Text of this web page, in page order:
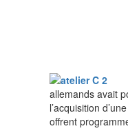
allemands avait
l’acquisition
offrent